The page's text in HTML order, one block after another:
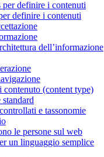
per definire i contenuti
definire i contenuti
dell’informazione
(content type)
e tassonomie
le persone sul web
un linguaggio semplice